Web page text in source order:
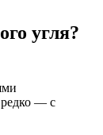
угля?
редко — с